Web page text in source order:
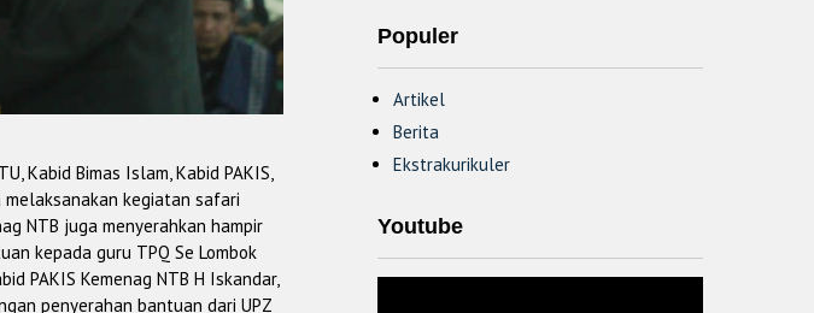
Kabid Bimas Islam, Kabid PAKIS,
melaksanakan kegiatan safari
NTB juga menyerahkan hampir
kepada guru TPQ Se Lombok
PAKIS Kemenag NTB H Iskandar,
penyerahan bantuan dari UPZ
Populer
Artikel
Berita
Ekstrakurikuler
Youtube